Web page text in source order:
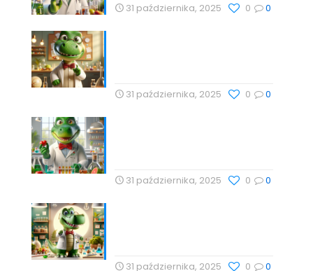
31 października, 2025 0
0
31 października, 2025 0
0
31 października, 2025 0
0
31 października, 2025 0
0